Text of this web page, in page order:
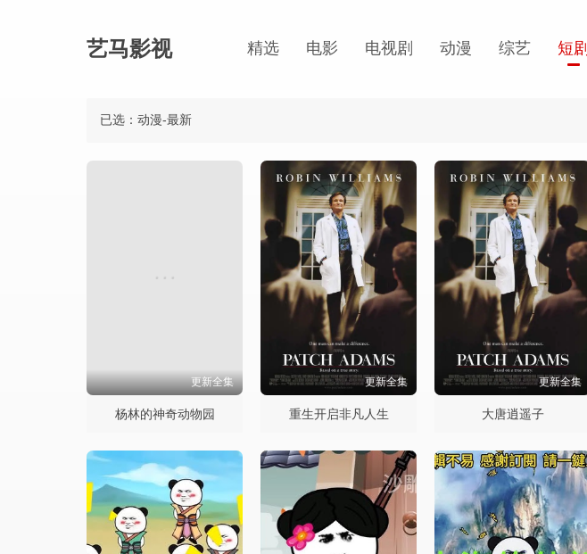
艺马影视 精选 电影 电视剧 动漫 综艺 短剧
已选：动漫-最新
更新全集
杨林的神奇动物园
更新全集
重生开启非凡人生
更新全集
大唐逍遥子